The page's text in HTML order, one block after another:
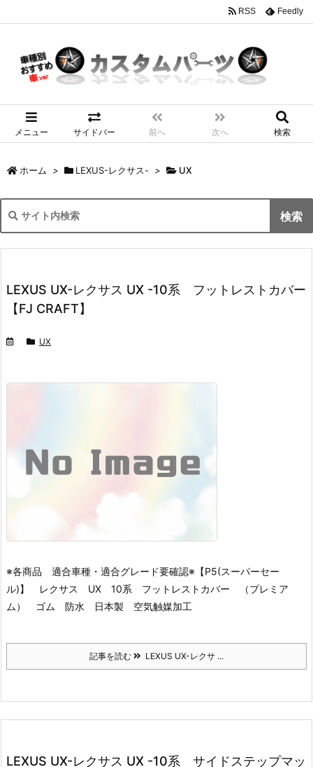
メニュー サイドバー 前へ 次へ 検索
RSS Feedly
ホーム > LEXUS-レクサス- > UX
LEXUS UX-レクサス UX -10系 フットレストカバー
【FJ CRAFT】
UX
※各商品 適合車種・適合グレード要確認※ 【P5(スーパーセー
ル)】 レクサス UX 10系 フットレストカバー （プレミア
ム） ゴム 防水 日本製 空気触媒加工
記事を読む LEXUS UX-レクサ ...
LEXUS UX-レクサス UX -10系 サイドステップマッ